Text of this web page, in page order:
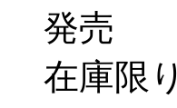
発売
在庫限り